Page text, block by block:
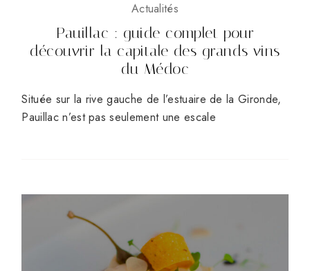
Actualités
Pauillac : guide complet pour
découvrir la capitale des grands vins
du Médoc
Située sur la rive gauche de l’estuaire de la Gironde,
Pauillac n’est pas seulement une escale